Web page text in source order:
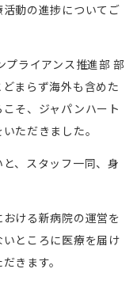
動の進捗についてご
ライアンス推進部 部
まらず海外も含めた
そ、ジャパンハート
ただきました。
、スタッフ一同、身
ける新病院の運営を
ところに医療を届け
きます。